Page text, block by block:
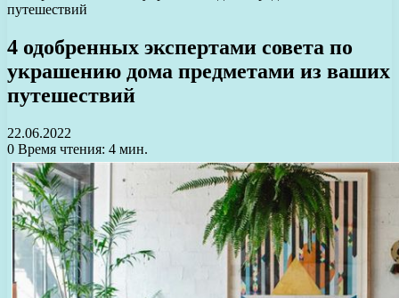
путешествий
4 одобренных экспертами совета по
украшению дома предметами из ваших
путешествий
22.06.2022
0 Время чтения: 4 мин.